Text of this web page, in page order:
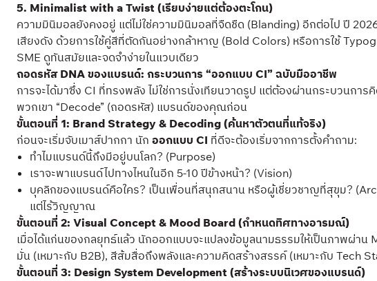
5. Minimalist with a Twist (เรียบง่ายแต่ต้องตะโกน)
ความมินิมอลยังคงอยู่ แต่ไม่ใช่ความมินิมอลที่จืดชืด (Blanding) อีกต่อไป ปี
เสียงดัง ด้วยการใช้คู่สีที่ตัดกันอย่างกล้าหาญ (Bold Colors) หรือการใช้
SME ดูทันสมัยและจดจำง่ายในแวบเดียว
ถอดรหัส DNA ของแบรนด์: กระบวนการ “ออกแบบ CI” ฉบับมืออาชีพ
การจะได้มาซึ่ง CI ที่ทรงพลัง ไม่ใช่การนั่งเทียนวาดรูป แต่ต้องผ่านกระบวนกา
พวกเขา “Decode” (ถอดรหัส) แบรนด์ของคุณก่อน
ขั้นตอนที่ 1: Brand Strategy & Decoding (ค้นหาตัวตนที่แท้จริง)
ก่อนจะเริ่มจับเมาส์ปากกา นัก ออกแบบ CI ที่ดีจะต้องเริ่มจากการตั้งคำถาม:
ทำไมแบรนด์นี้ถึงมีอยู่บนโลก? (Purpose)
เราจะพาแบรนด์ไปทางไหนในอีก 5-10 ปีข้างหน้า? (Vision)
บุคลิกของแบรนด์คือใคร? เป็นเพื่อนที่สนุกสนาน หรือผู้เชี่ยวชาญที่สุขุม?
แต่ไร้วิญญาณ
ขั้นตอนที่ 2: Visual Concept & Mood Board (กำหนดทิศทางอารมณ์)
เมื่อได้แก่นของกลยุทธ์แล้ว นักออกแบบจะแปลงข้อมูลนามธรรมให้เป็นภาพผ่าน
มั่น (เหมาะกับ B2B), สีส้มสื่อถึงพลังและความคิดสร้างสรรค์ (เหมาะกับ Tech
ขั้นตอนที่ 3: Design System Development (สร้างระบบนิเวศของแบรนด์)